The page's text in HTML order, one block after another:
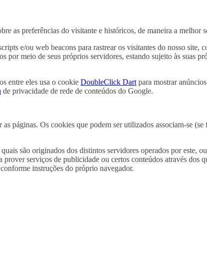
as preferências do visitante e históricos, de maneira a
e/ou web beacons para rastrear os visitantes do nosso
por meio de seus próprios servidores, estando sujeito às suas
entre eles usa o cookie DoubleClick Dartpara mostrar anúncios
de privacidade de rede de conteúdos do Google.
páginas. Os cookies que podem ser utilizados associam-se
são originados dos distintos servidores operados por este,
serviços de publicidade ou certos conteúdos através
instruções do próprio navegador.